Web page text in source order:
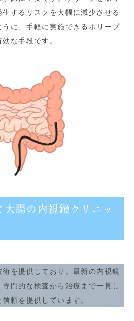
するリスクを大幅に減少させる
に、手軽に実施できるポリープ
な手段です。
大腸の内視鏡クリニッ
を提供しており、最新の内視鏡
門的な検査から治療まで一貫し
頼を提供しています。